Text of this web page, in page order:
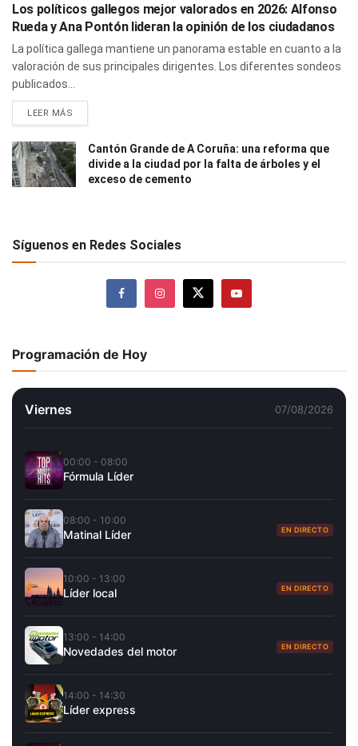
Los políticos gallegos mejor valorados en 2026: Alfonso
Rueda y Ana Pontón lideran la opinión de los ciudadanos
La política gallega mantiene un panorama estable en cuanto a la
valoración de sus principales dirigentes. Los diferentes sondeos
publicados...
LEER MÁS
Cantón Grande de A Coruña: una reforma que
divide a la ciudad por la falta de árboles y el
exceso de cemento
Síguenos en Redes Sociales
Programación de Hoy
Viernes 07/08/2026
00:00 - 08:00
Fórmula Líder
08:00 - 10:00
Matinal Líder EN DIRECTO
10:00 - 13:00
Líder local EN DIRECTO
13:00 - 14:00
Novedades del motor EN DIRECTO
14:00 - 14:30
Líder express